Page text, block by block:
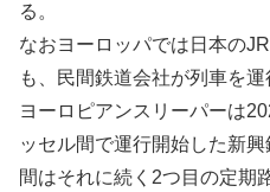
る。
なおヨーロッパでは日本の
も、民間鉄道会社が列車を運
ヨーロピアンスリーパーは
ッセル間で運行開始した新
間はそれに続く2つ目の定期